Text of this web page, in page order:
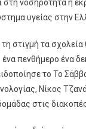
στη νοσηρότητα η
υγείας στην
στιγμή τα σχολεία
ένα πενθήμερο ένα
το Το
Νίκος
στις